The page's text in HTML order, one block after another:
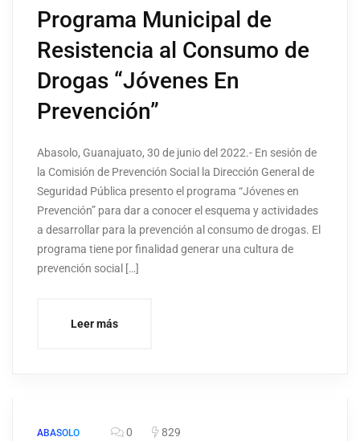
Programa Municipal de
Resistencia al Consumo de
Drogas “Jóvenes En
Prevención”
Abasolo, Guanajuato, 30 de junio del 2022.- En sesión de
la Comisión de Prevención Social la Dirección General de
Seguridad Pública presento el programa “Jóvenes en
Prevención” para dar a conocer el esquema y actividades
a desarrollar para la prevención al consumo de drogas. El
programa tiene por finalidad generar una cultura de
prevención social […]
Leer más
ABASOLO 0 829